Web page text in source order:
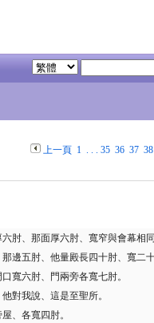
上一頁 1. . . 35 36 37 38
肘、那面厚六肘、寬窄與會幕相
邊五肘、他量殿長四十肘、寬二
寬六肘、門兩旁各寬七肘。
對我說、這是至聖所。
、各寬四肘。